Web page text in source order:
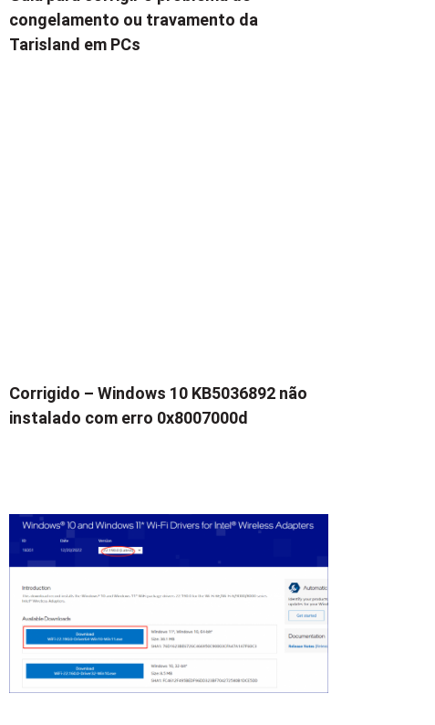
congelamento ou travamento da
Tarisland em PCs
Corrigido – Windows 10 KB5036892 não
instalado com erro 0x8007000d